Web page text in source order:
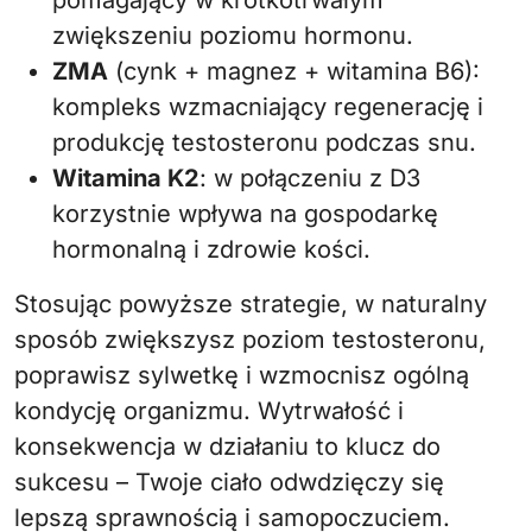
zwiększeniu poziomu hormonu.
ZMA (cynk + magnez + witamina B6):
kompleks wzmacniający regenerację i
produkcję testosteronu podczas snu.
Witamina K2: w połączeniu z D3
korzystnie wpływa na gospodarkę
hormonalną i zdrowie kości.
Stosując powyższe strategie, w naturalny
sposób zwiększysz poziom testosteronu,
poprawisz sylwetkę i wzmocnisz ogólną
kondycję organizmu. Wytrwałość i
konsekwencja w działaniu to klucz do
sukcesu – Twoje ciało odwdzięczy się
lepszą sprawnością i samopoczuciem.